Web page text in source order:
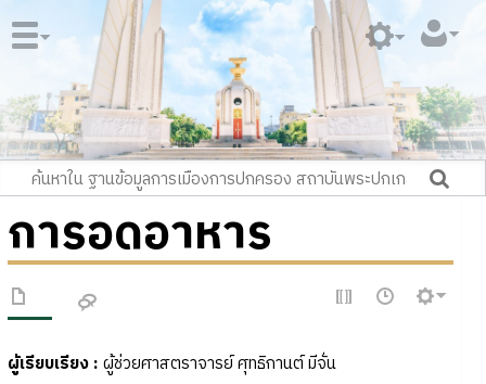
การอดอาหาร
ผู้เรียบเรียง : ผู้ช่วยศาสตราจารย์ ศุทธิกานต์ มีจั่น